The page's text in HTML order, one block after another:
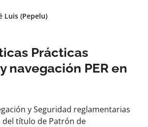
Luis (Pepelu)
Prácticas
navegación PER en
y Seguridad reglamentarias
título de Patrón de